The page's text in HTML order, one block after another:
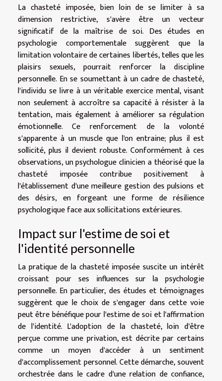
La chasteté imposée, bien loin de se limiter à sa
dimension restrictive, s'avère être un vecteur
significatif de la maîtrise de soi. Des études en
psychologie comportementale suggèrent que la
limitation volontaire de certaines libertés, telles que les
plaisirs sexuels, pourrait renforcer la discipline
personnelle. En se soumettant à un cadre de chasteté,
l'individu se livre à un véritable exercice mental, visant
non seulement à accroître sa capacité à résister à la
tentation, mais également à améliorer sa régulation
émotionnelle. Ce renforcement de la volonté
s'apparente à un muscle que l'on entraine; plus il est
sollicité, plus il devient robuste. Conformément à ces
observations, un psychologue clinicien a théorisé que la
chasteté imposée contribue positivement à
l'établissement d'une meilleure gestion des pulsions et
des désirs, en forgeant une forme de résilience
psychologique face aux sollicitations extérieures.
Impact sur l'estime de soi et
l'identité personnelle
La pratique de la chasteté imposée suscite un intérêt
croissant pour ses influences sur la psychologie
personnelle. En particulier, des études et témoignages
suggèrent que le choix de s'engager dans cette voie
peut être bénéfique pour l'estime de soi et l'affirmation
de l'identité. L'adoption de la chasteté, loin d'être
perçue comme une privation, est décrite par certains
comme un moyen d'accéder à un sentiment
d'accomplissement personnel. Cette démarche, souvent
orchestrée dans le cadre d'une relation de confiance,